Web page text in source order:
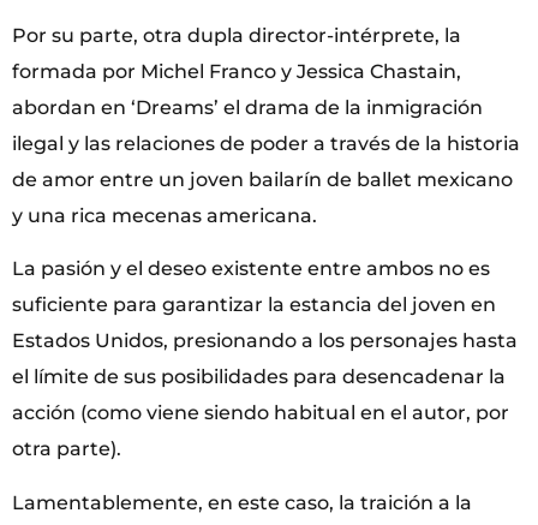
Por su parte, otra dupla director-intérprete, la
formada por Michel Franco y Jessica Chastain,
abordan en ‘Dreams’ el drama de la inmigración
ilegal y las relaciones de poder a través de la historia
de amor entre un joven bailarín de ballet mexicano
y una rica mecenas americana.
La pasión y el deseo existente entre ambos no es
suficiente para garantizar la estancia del joven en
Estados Unidos, presionando a los personajes hasta
el límite de sus posibilidades para desencadenar la
acción (como viene siendo habitual en el autor, por
otra parte).
Lamentablemente, en este caso, la traición a la